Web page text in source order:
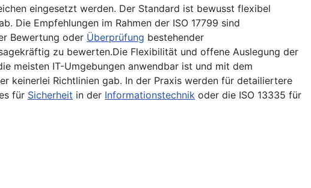
eingesetzt werden. Der Standard ist bewusst flexibel
Die Empfehlungen im Rahmen der ISO 17799 sind
Bewertung oder Überprüfung bestehender
zu bewerten.Die Flexibilität und offene Auslegung der
meisten IT-Umgebungen anwendbar ist und mit dem
keinerlei Richtlinien gab. In der Praxis werden für detailiertere
für Sicherheit in der Informationstechnik oder die ISO 13335 für